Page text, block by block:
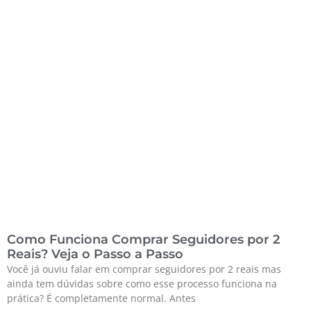
Como Funciona Comprar Seguidores por 2
Reais? Veja o Passo a Passo
Você já ouviu falar em comprar seguidores por 2 reais mas
ainda tem dúvidas sobre como esse processo funciona na
prática? É completamente normal. Antes